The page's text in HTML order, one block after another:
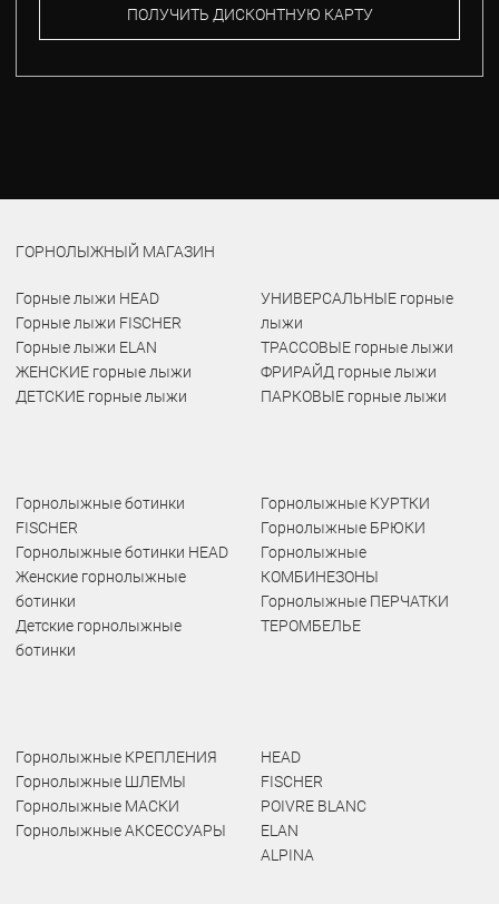
ПОЛУЧИТЬ ДИСКОНТНУЮ КАРТУ
ГОРНОЛЫЖНЫЙ МАГАЗИН
Горные лыжи HEAD
Горные лыжи FISCHER
Горные лыжи ELAN
ЖЕНСКИЕ горные лыжи
ДЕТСКИЕ горные лыжи
УНИВЕРСАЛЬНЫЕ горные
лыжи
ТРАССОВЫЕ горные лыжи
ФРИРАЙД горные лыжи
ПАРКОВЫЕ горные лыжи
Горнолыжные ботинки
FISCHER
Горнолыжные ботинки HEAD
Женские горнолыжные
ботинки
Детские горнолыжные
ботинки
Горнолыжные КУРТКИ
Горнолыжные БРЮКИ
Горнолыжные
КОМБИНЕЗОНЫ
Горнолыжные ПЕРЧАТКИ
ТЕРОМБЕЛЬЕ
Горнолыжные КРЕПЛЕНИЯ
Горнолыжные ШЛЕМЫ
Горнолыжные МАСКИ
Горнолыжные АКСЕССУАРЫ
HEAD
FISCHER
POIVRE BLANC
ELAN
ALPINA